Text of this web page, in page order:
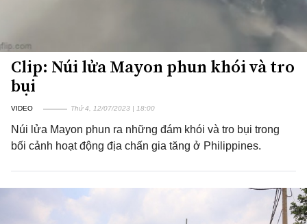
Clip: Núi lửa Mayon phun khói và tro
bụi
VIDEO Thứ 4, 12/07/2023 | 18:00
Núi lửa Mayon phun ra những đám khói và tro bụi trong
bối cảnh hoạt động địa chấn gia tăng ở Philippines.